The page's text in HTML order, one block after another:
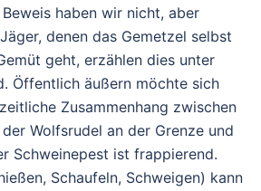
haben wir nicht, aber
denen das Gemetzel selbst
geht, erzählen dies unter
Öffentlich äußern möchte sich
Zusammenhang zwischen
Wolfsrudel an der Grenze und
Schweinepest ist frappierend.
Schaufeln, Schweigen) kann